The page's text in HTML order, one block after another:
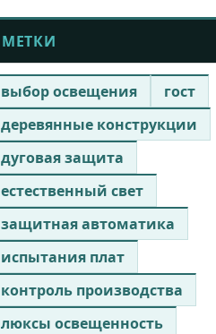
МЕТКИ
выбор освещения
гост
деревянные конструкции
дуговая защита
естественный свет
защитная автоматика
испытания плат
контроль производства
люксы освещенность